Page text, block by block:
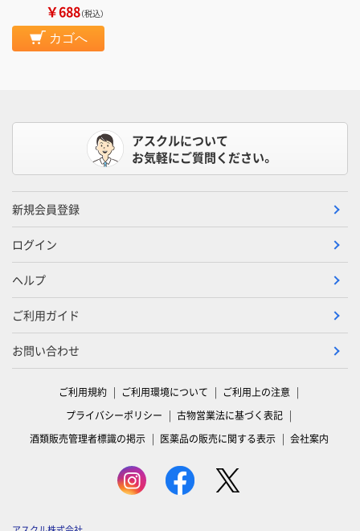
￥688（税込）
カゴへ
アスクルについて
お気軽にご質問ください。
新規会員登録
ログイン
ヘルプ
ご利用ガイド
お問い合わせ
ご利用規約 ご利用環境について
ご利用上の注意
プライバシーポリシー
古物営業法に基づく表記
酒類販売管理者標識の掲示
医薬品の販売に関する表示 会社案内